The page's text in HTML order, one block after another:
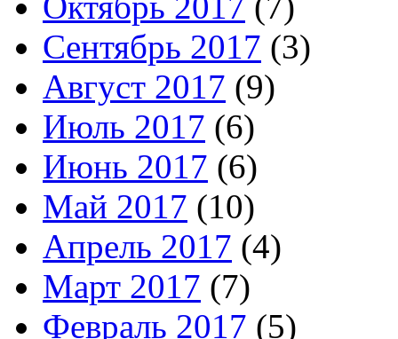
Сентябрь 2017 (3)
Август 2017 (9)
Июль 2017 (6)
Июнь 2017 (6)
Май 2017 (10)
Апрель 2017 (4)
Март 2017 (7)
Февраль 2017 (5)